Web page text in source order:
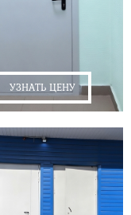
УЗНАТЬ ЦЕНУ